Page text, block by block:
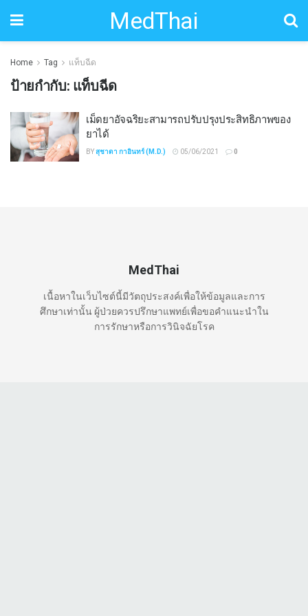
MedThai
Home Tag แท็บฉีด
ป้ายกำกับ: แท็บฉีด
เม็ดยาอัจฉริยะสามารถปรับปรุงประสิทธิภาพของ
ยาได้
BYสุชาดา กาอินทร์ (M.D.) 05/06/2021 0
MedThai
เนื้อหาในเว็บไซต์นี้มีวัตถุประสงค์เพื่อให้ข้อมูลและการ
ศึกษาเท่านั้น ผู้ป่วยควรปรึกษาแพทย์เพื่อขอคำแนะนำใน
การรักษาหรือการวินิจฉัยโรค